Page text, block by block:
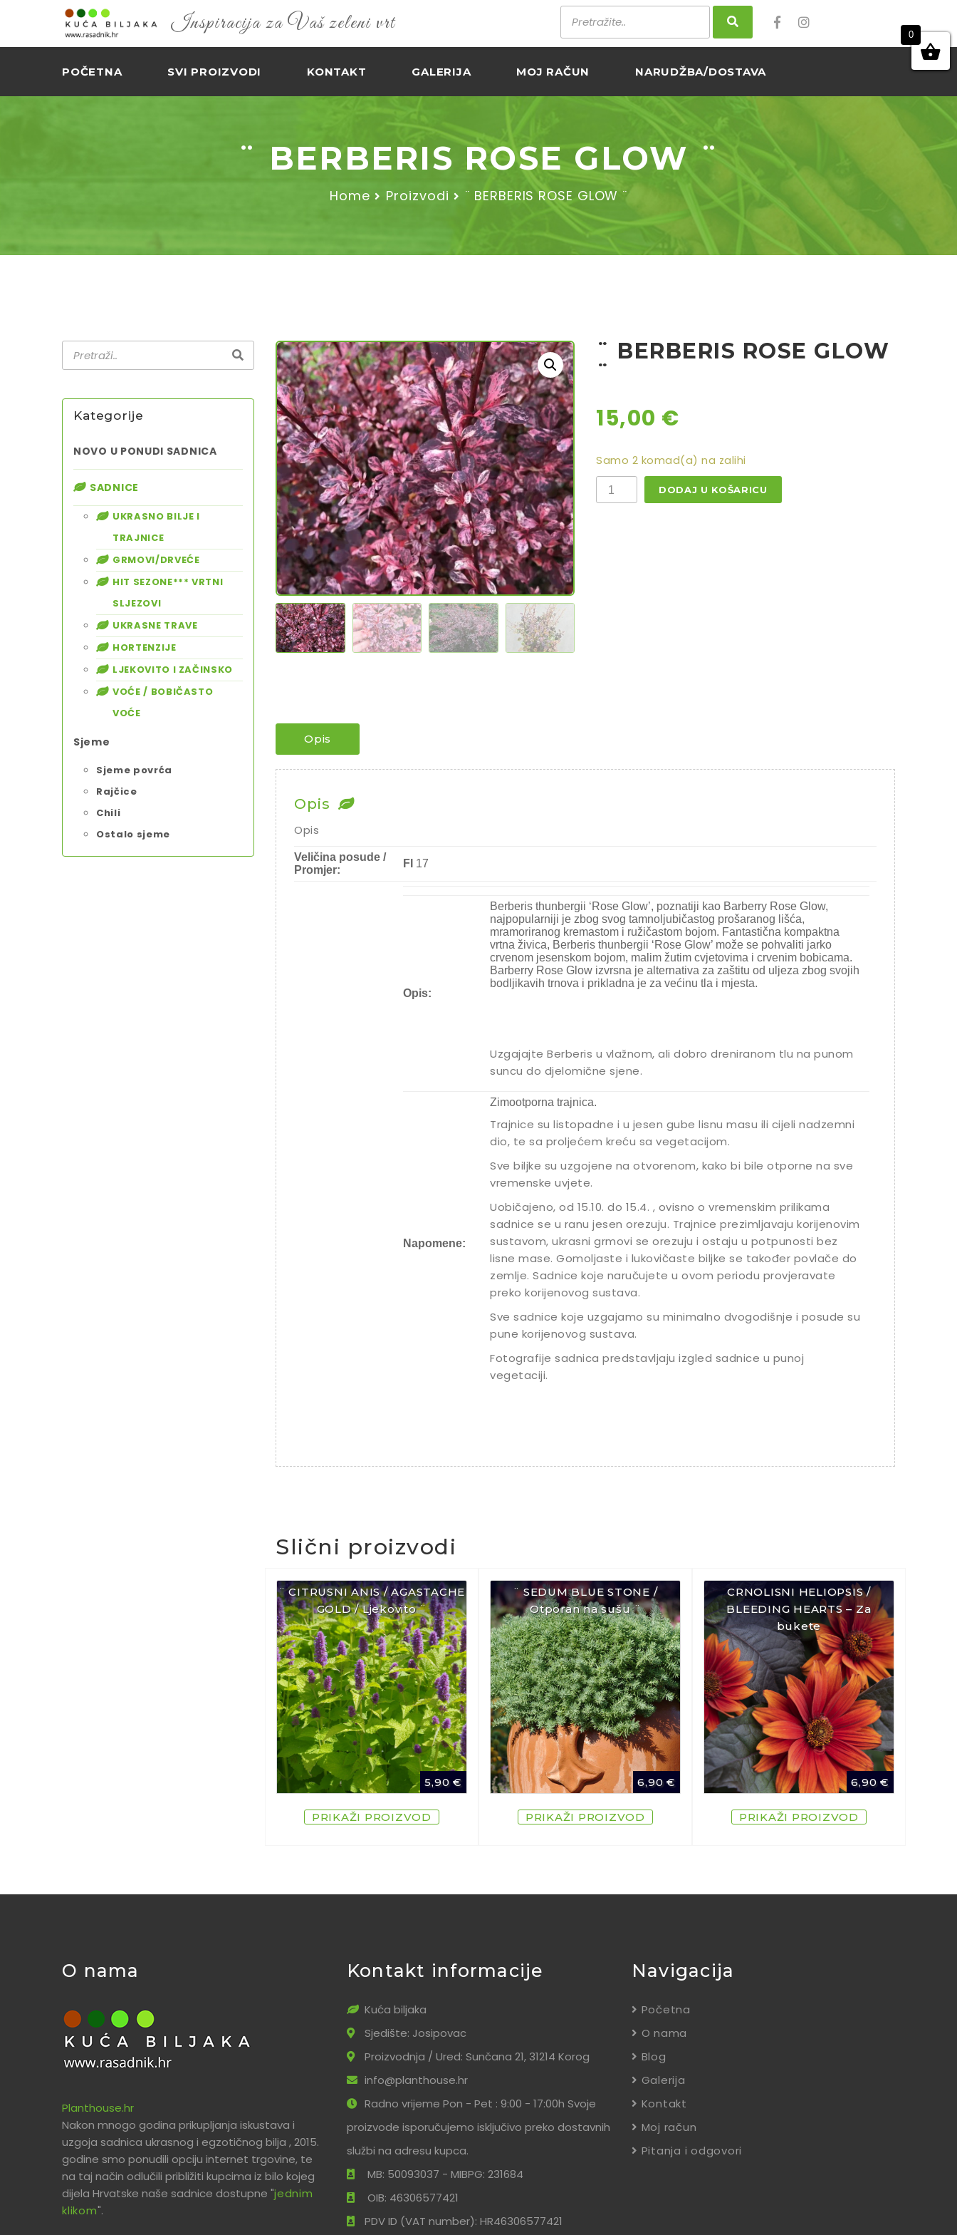
Inspiracija za Vaš zeleni vrt
POČETNA SVI PROIZVODI KONTAKT GALERIJA MOJ RAČUN NARUDŽBA/DOSTAVA
¨ BERBERIS ROSE GLOW ¨
Home Proizvodi ¨ BERBERIS ROSE GLOW ¨
Kategorije
NOVO U PONUDI SADNICA
SADNICE
UKRASNO BILJE I
TRAJNICE
GRMOVI/DRVEĆE
HIT SEZONE*** VRTNI
SLJEZOVI
UKRASNE TRAVE
HORTENZIJE
LJEKOVITO I ZAČINSKO
VOĆE / BOBIČASTO
VOĆE
Sjeme
Sjeme povrća
Rajčice
Chili
Ostalo sjeme
¨ BERBERIS ROSE GLOW
¨
15,00 €
Samo 2 komad(a) na zalihi
¨
BERBERIS
ROSE
DODAJ U KOŠARICU
Opis
Opis
Opis
Veličina posude /
Promjer:
FI 17
Opis:
Berberis thunbergii ‘Rose Glow’, poznatiji kao Barberry Rose Glow,
najpopularniji je zbog svog tamnoljubičastog prošaranog lišća,
mramoriranog kremastom i ružičastom bojom. Fantastična kompaktna
vrtna živica, Berberis thunbergii ‘Rose Glow’ može se pohvaliti jarko
crvenom jesenskom bojom, malim žutim cvjetovima i crvenim bobicama.
Barberry Rose Glow izvrsna je alternativa za zaštitu od uljeza zbog svojih
bodljikavih trnova i prikladna je za većinu tla i mjesta.
Uzgajajte Berberis u vlažnom, ali dobro dreniranom tlu na punom
suncu do djelomične sjene.
Napomene:
Zimootporna trajnica.
Trajnice su listopadne i u jesen gube lisnu masu ili cijeli nadzemni
dio, te sa proljećem kreću sa vegetacijom.
Sve biljke su uzgojene na otvorenom, kako bi bile otporne na sve
vremenske uvjete.
Uobičajeno, od 15.10. do 15.4. , ovisno o vremenskim prilikama
sadnice se u ranu jesen orezuju. Trajnice prezimljavaju korijenovim
sustavom, ukrasni grmovi se orezuju i ostaju u potpunosti bez
lisne mase. Gomoljaste i lukovičaste biljke se također povlače do
zemlje. Sadnice koje naručujete u ovom periodu provjeravate
preko korijenovog sustava.
Sve sadnice koje uzgajamo su minimalno dvogodišnje i posude su
pune korijenovog sustava.
Fotografije sadnica predstavljaju izgled sadnice u punoj
vegetaciji.
Slični proizvodi
¨ CITRUSNI ANIS / AGASTACHE
GOLD / Ljekovito ¨
5,90€
PRIKAŽI PROIZVOD
¨ SEDUM BLUE STONE /
Otporan na sušu ¨
6,90€
PRIKAŽI PROIZVOD
CRNOLISNI HELIOPSIS /
BLEEDING HEARTS – Za
bukete
6,90€
PRIKAŽI PROIZVOD
O nama
Planthouse.hr
Nakon mnogo godina prikupljanja iskustava i
uzgoja sadnica ukrasnog i egzotičnog bilja , 2015.
godine smo ponudili opciju internet trgovine, te
na taj način odlučili približiti kupcima iz bilo kojeg
dijela Hrvatske naše sadnice dostupne "jednim
klikom".
Kontakt informacije
Kuća biljaka
Sjedište: Josipovac
Proizvodnja / Ured: Sunčana 21, 31214 Korog
info@planthouse.hr
Radno vrijeme Pon - Pet : 9:00 - 17:00h Svoje
proizvode isporučujemo isključivo preko dostavnih
službi na adresu kupca.
MB: 50093037 - MIBPG: 231684
OIB: 46306577421
PDV ID (VAT number): HR46306577421
Navigacija
Početna
O nama
Blog
Galerija
Kontakt
Moj račun
Pitanja i odgovori
0